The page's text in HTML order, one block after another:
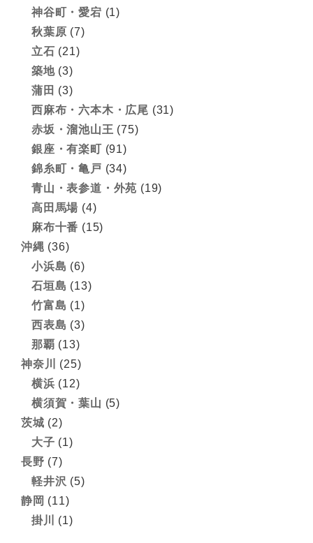
神谷町・愛宕 (1)
秋葉原 (7)
立石 (21)
築地(3)
蒲田 (3)
西麻布・六本木・広尾 (31)
赤坂・溜池山王 (75)
銀座・有楽町 (91)
錦糸町・亀戸 (34)
青山・表参道・外苑 (19)
高田馬場 (4)
麻布十番 (15)
沖縄 (36)
小浜島 (6)
石垣島 (13)
竹富島 (1)
西表島 (3)
那覇 (13)
神奈川
(25)
横浜 (12)
横須賀・葉山 (5)
茨城 (2)
大子 (1)
長野 (7)
軽井沢 (5)
静岡 (11)
掛川
(1)